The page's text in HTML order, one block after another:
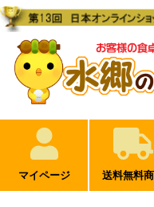
マイページ 送料無料